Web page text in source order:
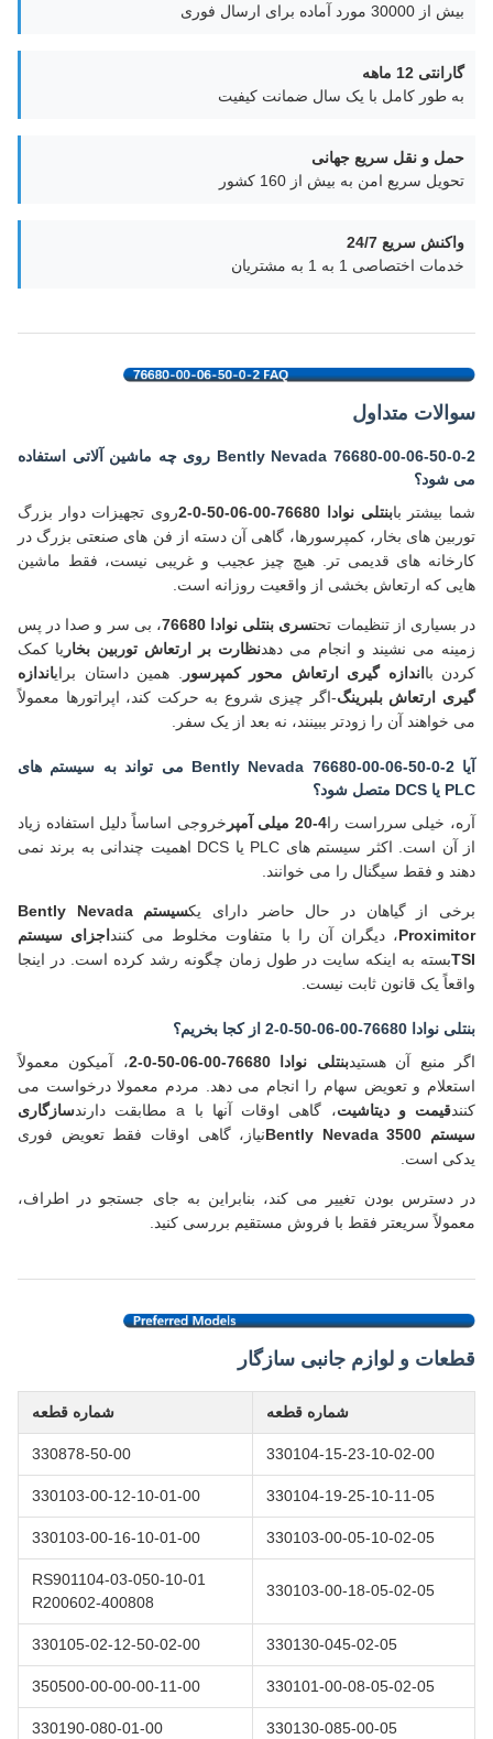
بیش از 30000 مورد آماده برای ارسال فوری
گارانتی 12 ماهه
به طور کامل با یک سال ضمانت کیفیت
حمل و نقل سریع جهانی
تحویل سریع امن به بیش از 160 کشور
واکنش سریع 24/7
خدمات اختصاصی 1 به 1 به مشتریان
سوالات متداول
Bently Nevada 76680-00-06-50-0-2 روی چه ماشین آلاتی استفاده
می شود؟
شما بیشتر بابنتلی نوادا 76680-00-06-50-0-2
روی تجهیزات دوار بزرگ
توربین های بخار، کمپرسورها، گاهی آن دسته از فن های صنعتی بزرگ در
کارخانه های قدیمی تر. هیچ چیز عجیب و غریبی نیست، فقط ماشین
هایی که ارتعاش بخشی از واقعیت روزانه است.
در بسیاری از تنظیمات تحتسری بنتلی نوادا 76680
، بی سر و صدا در پس
زمینه می نشیند و انجام می دهدنظارت بر ارتعاش توربین بخار یا کمک
کردن با اندازه گیری ارتعاش محور کمپرسور . همین داستان برایاندازه
گیری ارتعاش بلبرینگ-اگر چیزی شروع به حرکت کند، اپراتورها معمولاً
می خواهند آن را زودتر ببینند، نه بعد از یک سفر.
آیا Bently Nevada 76680-00-06-50-0-2 می تواند به سیستم های
PLC یا DCS متصل شود؟
آره، خیلی سرراست را4-20 میلی آمپر
خروجی اساساً دلیل استفاده زیاد
از آن است. اکثر سیستم های PLC یا DCS اهمیت چندانی به برند نمی
دهند و فقط سیگنال را می خوانند.
برخی از گیاهان در حال حاضر دارای یک
سیستم Bently Nevada
Proximitor، دیگران آن را با متفاوت مخلوط می کننداجزای سیستم
TSIبسته به اینکه سایت در طول زمان چگونه رشد کرده است. در اینجا
واقعاً یک قانون ثابت نیست.
بنتلی نوادا 76680-00-06-50-0-2 از کجا بخریم؟
اگر منبع آن هستیدبنتلی نوادا 76680-00-06-50-0-2
، آمیکون معمولاً
استعلام و تعویض سهام را انجام می دهد. مردم معمولا درخواست می
کنندقیمت و دیتاشیت، گاهی اوقات آنها با a مطابقت دارند
سازگاری
سیستم Bently Nevada 3500
نیاز، گاهی اوقات فقط تعویض فوری
یدکی است.
در دسترس بودن تغییر می کند، بنابراین به جای جستجو در اطراف،
معمولاً سریعتر فقط با فروش مستقیم بررسی کنید.
قطعات و لوازم جانبی سازگار
شماره قطعه شماره قطعه
330104-15-23-10-02-00
330878-50-00
330104-19-25-10-11-05
330103-00-12-10-01-00
330103-00-05-10-02-05
330103-00-16-10-01-00
330103-00-18-05-02-05
RS901104-03-050-10-01
R200602-400808
330130-045-02-05
330105-02-12-50-02-00
330101-00-08-05-02-05
350500-00-00-00-11-00
330130-085-00-05
330190-080-01-00